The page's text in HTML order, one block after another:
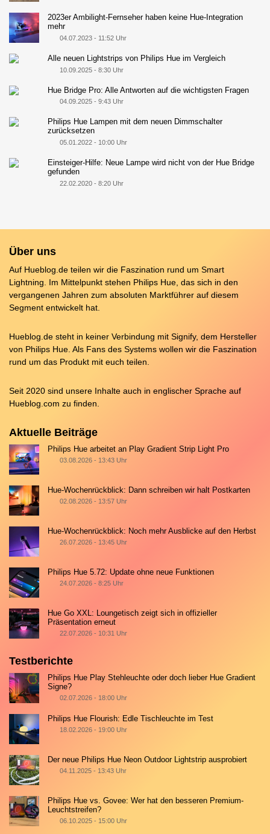
2023er Ambilight-Fernseher haben keine Hue-Integration
mehr
04.07.2023 - 11:52 Uhr
Alle neuen Lightstrips von Philips Hue im Vergleich
10.09.2025 - 8:30 Uhr
Hue Bridge Pro: Alle Antworten auf die wichtigsten Fragen
04.09.2025 - 9:43 Uhr
Philips Hue Lampen mit dem neuen Dimmschalter
zurücksetzen
05.01.2022 - 10:00 Uhr
Einsteiger-Hilfe: Neue Lampe wird nicht von der Hue Bridge
gefunden
22.02.2020 - 8:20 Uhr
Über uns
Auf Hueblog.de teilen wir die Faszination rund um Smart
Lightning. Im Mittelpunkt stehen Philips Hue, das sich in den
vergangenen Jahren zum absoluten Marktführer auf diesem
Segment entwickelt hat.
Hueblog.de steht in keiner Verbindung mit Signify, dem Hersteller
von Philips Hue. Als Fans des Systems wollen wir die Faszination
rund um das Produkt mit euch teilen.
Seit 2020 sind unsere Inhalte auch in englischer Sprache auf
Hueblog.com zu finden.
Aktuelle Beiträge
Philips Hue arbeitet an Play Gradient Strip Light Pro
03.08.2026 - 13:43 Uhr
Hue-Wochenrückblick: Dann schreiben wir halt Postkarten
02.08.2026 - 13:57 Uhr
Hue-Wochenrückblick: Noch mehr Ausblicke auf den Herbst
26.07.2026 - 13:45 Uhr
Philips Hue 5.72: Update ohne neue Funktionen
24.07.2026 - 8:25 Uhr
Hue Go XXL: Loungetisch zeigt sich in offizieller
Präsentation erneut
22.07.2026 - 10:31 Uhr
Testberichte
Philips Hue Play Stehleuchte oder doch lieber Hue Gradient
Signe?
02.07.2026 - 18:00 Uhr
Philips Hue Flourish: Edle Tischleuchte im Test
18.02.2026 - 19:00 Uhr
Der neue Philips Hue Neon Outdoor Lightstrip ausprobiert
04.11.2025 - 13:43 Uhr
Philips Hue vs. Govee: Wer hat den besseren Premium-
Leuchtstreifen?
06.10.2025 - 15:00 Uhr